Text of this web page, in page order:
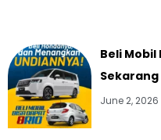
Beli Mobil
June 2, 2026